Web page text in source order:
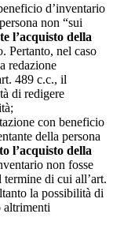
d’inventario
non “sui
l’acquisto della
Pertanto, nel caso
redazione
489 c.c., il
di redigere
con beneficio
della persona
l’acquisto della
non fosse
termine di cui all’art.
la possibilità di
altrimenti